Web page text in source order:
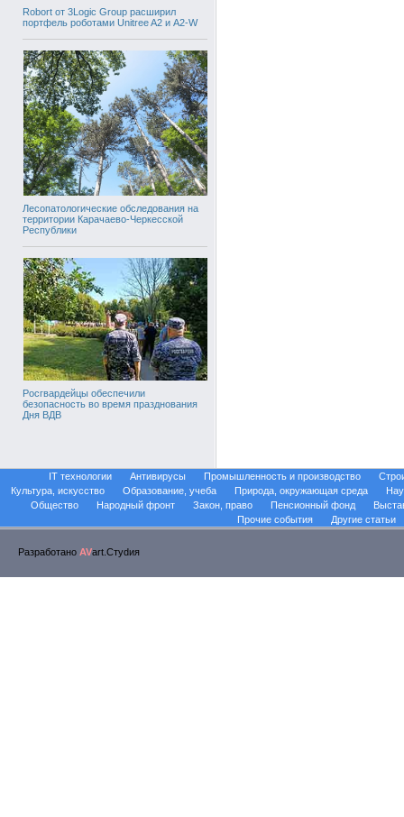
Robort от 3Logic Group расширил
портфель роботами Unitree A2 и A2-W
Лесопатологические обследования на
территории Карачаево-Черкесской
Республики
Росгвардейцы обеспечили
безопасность во время празднования
Дня ВДВ
IT технологии Антивирусы Промышленность и производство
Культура, искусство
Образование, учеба Природа, окружающая среда
Общество
Народный фронт Закон, право Пенсионный фонд
Прочие события
Другие статьи
Разработано AVart.Стуdия